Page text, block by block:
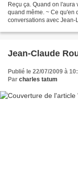
Reçu ça. Quand on l'aura
quand même. ~ Ce qu'en
conversations avec Jean-
Jean-Claude
Publié le 22/07/2009 à
Par charles tatum